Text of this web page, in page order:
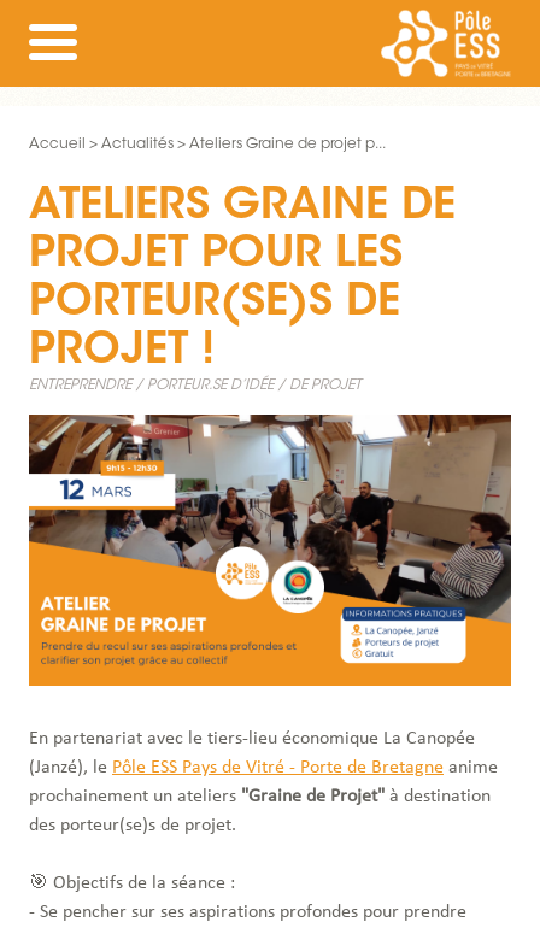
Accueil Actualités Ateliers Graine de projet p...
ATELIERS GRAINE DE
PROJET POUR LES
PORTEUR(SE)S DE
PROJET !
ENTREPRENDRE PORTEUR.SE D’IDÉE / DE PROJET
En partenariat avec le tiers-lieu économique La Canopée
(Janzé), le Pôle ESS Pays de Vitré - Porte de Bretagne anime
prochainement un ateliers "Graine de Projet" à destination
des porteur(se)s de projet.
🎯 Objectifs de la séance :
- Se pencher sur ses aspirations profondes pour prendre